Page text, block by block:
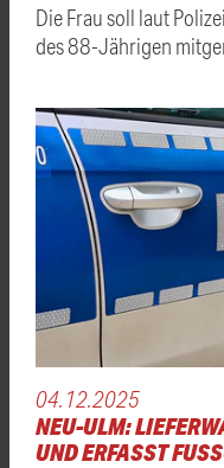
Die Frau soll laut
des 88-Jährigen
04.12.2025
NEU-ULM:
UND ERFASST